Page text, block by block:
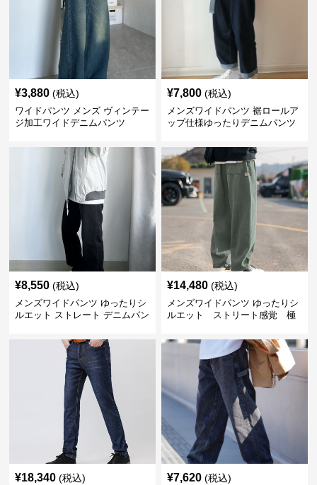
¥3,880 (税込)
ワイドパンツ メンズ ヴィンテー
ジ加工ワイドデニムパンツ
¥7,800 (税込)
メンズワイドパンツ 裾ロールア
ップ仕様ゆったりデニムパンツ
¥8,550 (税込)
メンズワイドパンツ ゆったりシ
ルエット ストレート デニムパン
¥14,480 (税込)
メンズワイドパンツ ゆったりシ
ルエット ストリート感覚 極
¥18,340 (税込) ¥7,620 (税込)